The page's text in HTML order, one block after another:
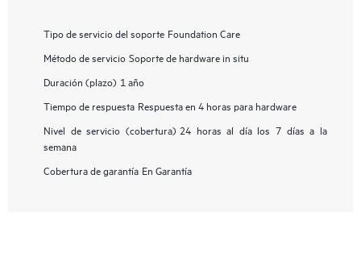
Tipo de servicio del soporte Foundation Care
Método de servicio Soporte de hardware in situ
Duración (plazo) 1 año
Tiempo de respuesta Respuesta en 4 horas para hardware
Nivel de servicio (cobertura) 24 horas al día los 7 días a la
semana
Cobertura de garantía En Garantía